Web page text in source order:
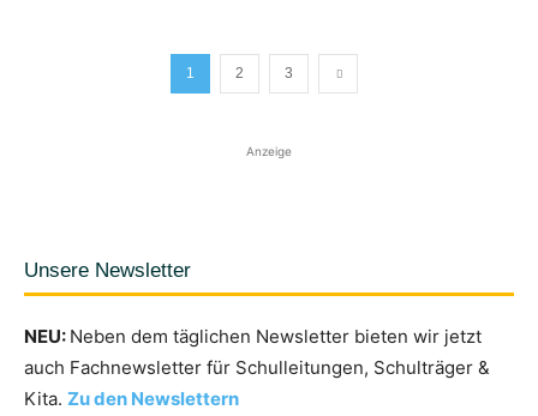
1 2 3
Anzeige
Unsere Newsletter
NEU: Neben dem täglichen Newsletter bieten wir jetzt
auch Fachnewsletter für Schulleitungen, Schulträger &
Kita. Zu den Newslettern